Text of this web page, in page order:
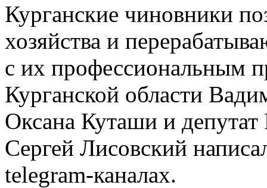
Курганские чиновники
хозяйства и
с их профессиональным
Курганской области
Оксана Куташи и депутат
Сергей Лисовский
telegram-каналах.